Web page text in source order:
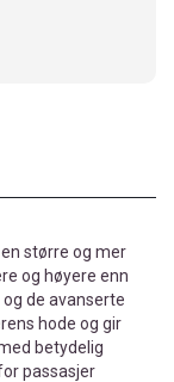
større og mer
og høyere enn
de avanserte
hode og gir
betydelig
passasjer